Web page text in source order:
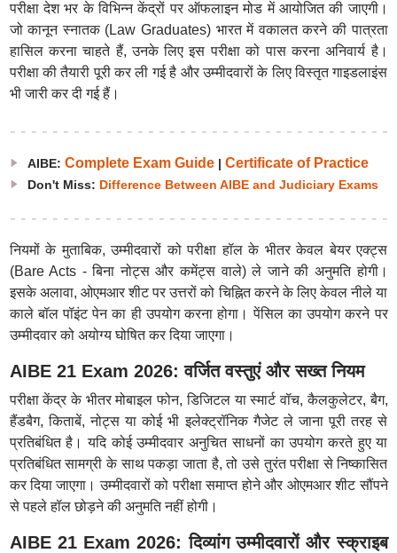
परीक्षा देश भर के विभिन्न केंद्रों पर ऑफलाइन मोड में आयोजित की जाएगी।
जो कानून स्नातक (Law Graduates) भारत में वकालत करने की पात्रता
हासिल करना चाहते हैं, उनके लिए इस परीक्षा को पास करना अनिवार्य है।
परीक्षा की तैयारी पूरी कर ली गई है और उम्मीदवारों के लिए विस्तृत गाइडलाइंस
भी जारी कर दी गई हैं।
AIBE: Complete Exam Guide| Certificate of Practice
Don't Miss: Difference Between AIBE and Judiciary Exams
नियमों के मुताबिक, उम्मीदवारों को परीक्षा हॉल के भीतर केवल बेयर एक्ट्स
(Bare Acts - बिना नोट्स और कमेंट्स वाले) ले जाने की अनुमति होगी।
इसके अलावा, ओएमआर शीट पर उत्तरों को चिह्नित करने के लिए केवल नीले या
काले बॉल पॉइंट पेन का ही उपयोग करना होगा। पेंसिल का उपयोग करने पर
उम्मीदवार को अयोग्य घोषित कर दिया जाएगा।
AIBE 21 Exam 2026: वर्जित वस्तुएं और सख्त नियम
परीक्षा केंद्र के भीतर मोबाइल फोन, डिजिटल या स्मार्ट वॉच, कैलकुलेटर, बैग,
हैंडबैग, किताबें, नोट्स या कोई भी इलेक्ट्रॉनिक गैजेट ले जाना पूरी तरह से
प्रतिबंधित है। यदि कोई उम्मीदवार अनुचित साधनों का उपयोग करते हुए या
प्रतिबंधित सामग्री के साथ पकड़ा जाता है, तो उसे तुरंत परीक्षा से निष्कासित
कर दिया जाएगा। उम्मीदवारों को परीक्षा समाप्त होने और ओएमआर शीट सौंपने
से पहले हॉल छोड़ने की अनुमति नहीं होगी।
AIBE 21 Exam 2026: दिव्यांग उम्मीदवारों और स्क्राइब